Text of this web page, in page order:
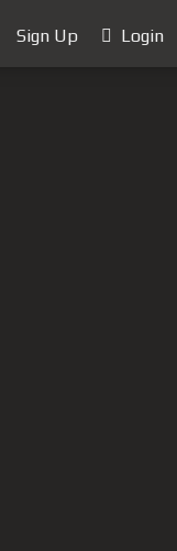
Sign Up Login